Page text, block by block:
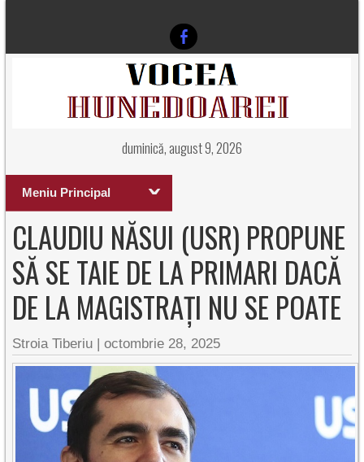
duminică, august 9, 2026
Meniu Principal
CLAUDIU NĂSUI (USR) PROPUNE
SĂ SE TAIE DE LA PRIMARI DACĂ
DE LA MAGISTRAȚI NU SE POATE
Stroia Tiberiu |octombrie 28, 2025